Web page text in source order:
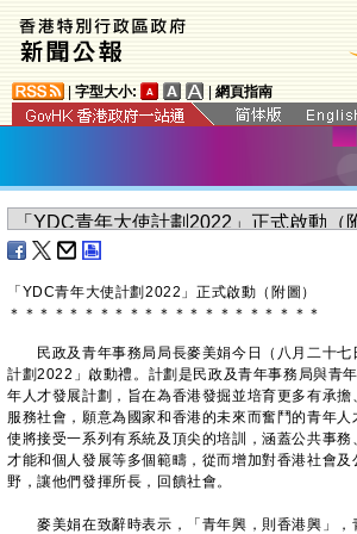
字型大小: 網頁指南
​「YDC青年大使計劃2022」正式啟動（附圖）
＊ ＊ ＊ ＊ ＊ ＊ ＊ ＊ ＊ ＊ ＊ ＊ ＊ ＊ ＊ ＊ ＊ ＊ ＊ ＊ ＊
民政及青年事務局局長麥美娟今日（八月二十七
計劃2022」啟動禮。計劃是民政及青年事務局與青
年人才發展計劃，旨在為香港發掘並培育更多有承
服務社會，願意為國家和香港的未來而奮鬥的青年
使將接受一系列有系統及頂尖的培訓，涵蓋公共事
才能和個人發展等多個範疇，從而增加對香港社會
野，讓他們發揮所長，回饋社會。
麥美娟在致辭時表示，「青年興，則香港興」，